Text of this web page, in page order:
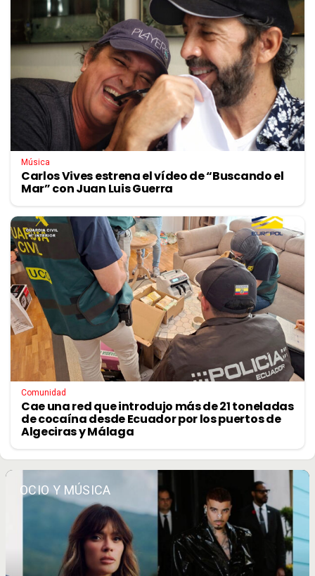
Música
Carlos Vives estrena el vídeo de “Buscando el
Mar” con Juan Luis Guerra
Comunidad
Cae una red que introdujo más de 21 toneladas
de cocaína desde Ecuador por los puertos de
Algeciras y Málaga
OCIO Y MÚSICA